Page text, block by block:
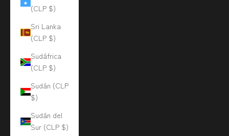
(CLP $)
Sri Lanka
(CLP $)
Sudáfrica
(CLP $)
Sudán (CLP
$)
Sudán del
Sur (CLP $)